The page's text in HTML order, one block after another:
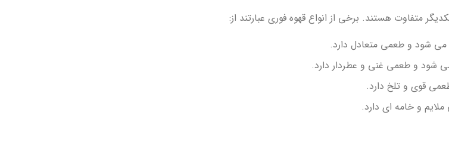
متفاوت هستند. برخی از انواع قهوه فوری عبارتند از:
می شود و طعمی متعادل دارد.
می شود و طعمی غنی و عطردار دارد.
قوی و تلخ دارد.
و خامه ای دارد.